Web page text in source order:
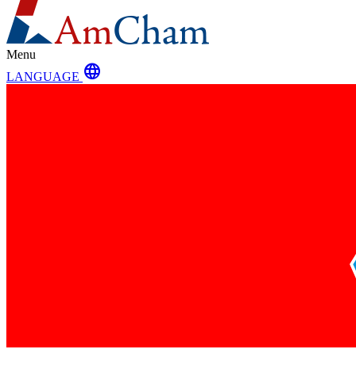
Menu
LANGUAGE language